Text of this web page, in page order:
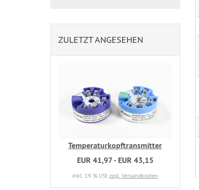
ZULETZT ANGESEHEN
Temperaturkopftransmitter
EUR 41,97 - EUR 43,15
inkl. 19 % UStzzgl. Versandkosten